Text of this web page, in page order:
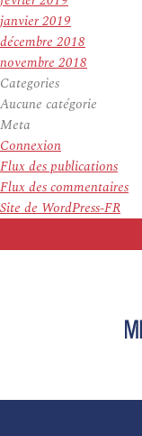
janvier 2019
décembre 2018
novembre 2018
Categories
Aucune catégorie
Meta
Connexion
Flux des publications
Flux des commentaires
Site de WordPress-FR